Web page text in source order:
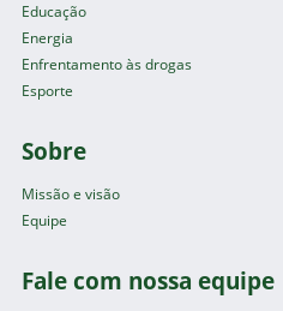
Educação
Energia
Enfrentamento às drogas
Esporte
Sobre
Missão e visão
Equipe
Fale com nossa equipe